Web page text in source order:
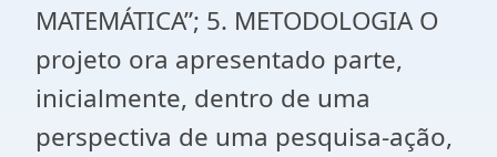
MATEMÁTICA”; 5. METODOLOGIA O
projeto ora apresentado parte,
inicialmente, dentro de uma
perspectiva de uma pesquisa-ação,